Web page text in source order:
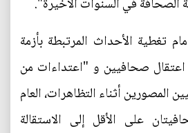
تغطية الأحداث المرتبطة بأزمة
صحافيين و "اعتداءات من
المصورين أثناء التظاهرات، العام
على الأقل إلى الاستقالة